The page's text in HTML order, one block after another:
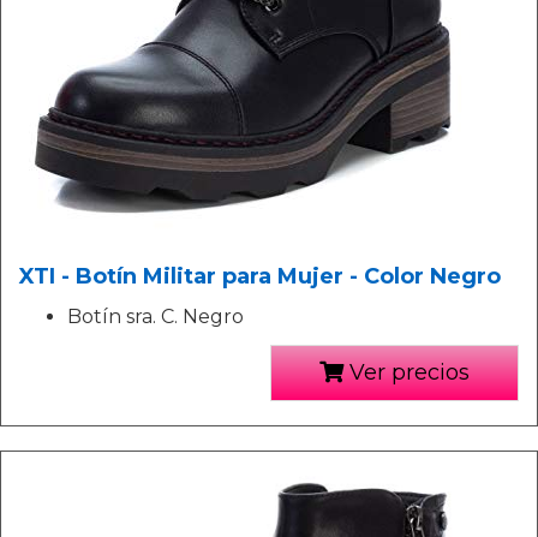
XTI - Botín Militar para Mujer - Color Negro
Botín sra. C. Negro
Ver precios